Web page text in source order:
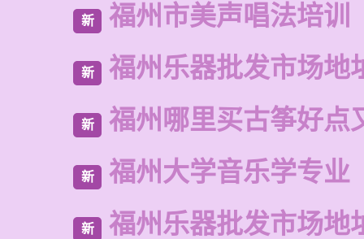
新 福州市美声唱法培训
新 福州乐器批发市场地
新 福州哪里买古筝好点
新 福州大学音乐学专业
新 福州乐器批发市场地